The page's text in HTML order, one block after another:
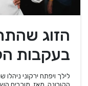
הזוג
בעקבות
לילך ויפתח ירקוני